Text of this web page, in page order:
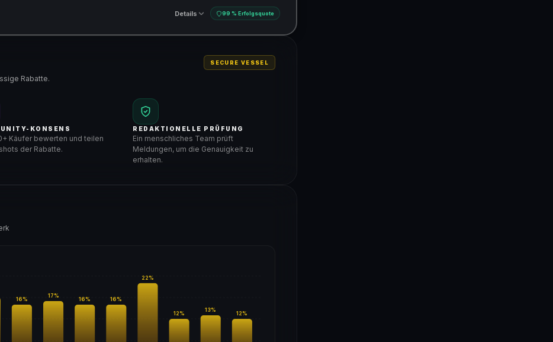
Details 99 % Erfolgsquote
Rabatte.
SECURE VESSEL
KONSENS
Käufer bewerten und teilen
der Rabatte.
REDAKTIONELLE PRÜFUNG
Ein menschliches Team prüft
Meldungen, um die Genauigkeit zu
erhalten.
16%
17%
16% 16%
22%
12%
13%
12%